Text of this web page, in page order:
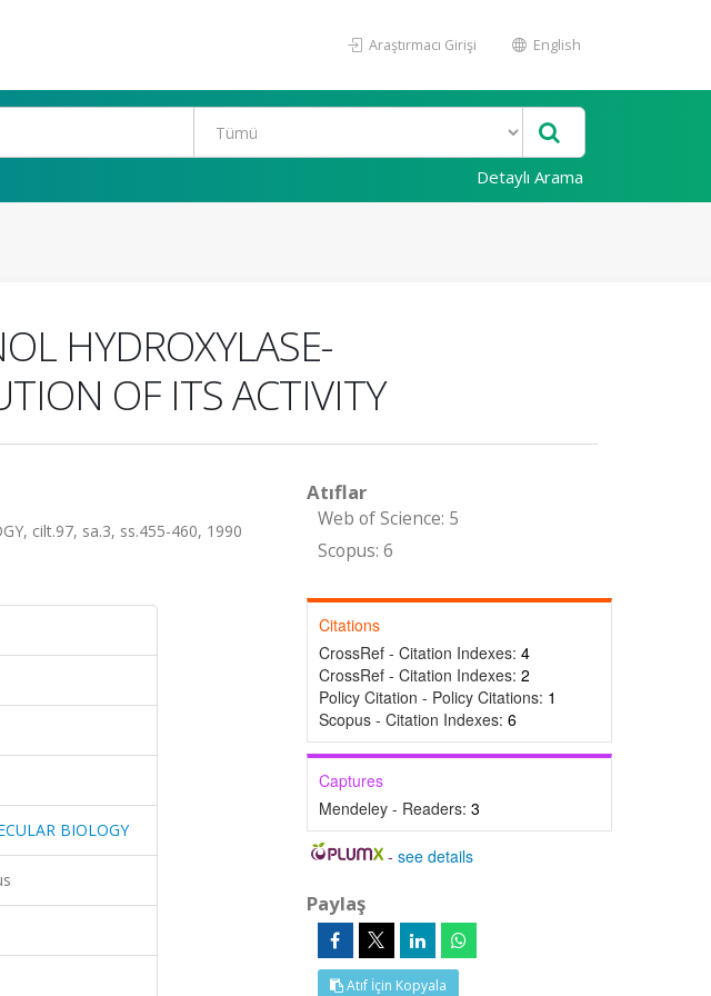
Araştırmacı Girişi English
Detaylı Arama
HYDROXYLASE-
OF ITS ACTIVITY
cilt.97, sa.3, ss.455-460, 1990
BIOLOGY
Atıflar
Web of Science: 5
Scopus: 6
Citations
CrossRef - Citation Indexes: 4
CrossRef - Citation Indexes: 2
Policy Citation - Policy Citations: 1
Scopus - Citation Indexes: 6
Captures
Mendeley - Readers: 3
-see details
Paylaş
Atıf İçin Kopyala